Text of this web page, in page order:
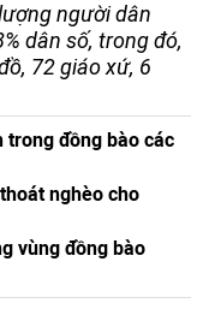
người dân
dân số, trong đó,
72 giáo xứ, 6
trong đồng bào các
nghèo cho
vùng đồng bào